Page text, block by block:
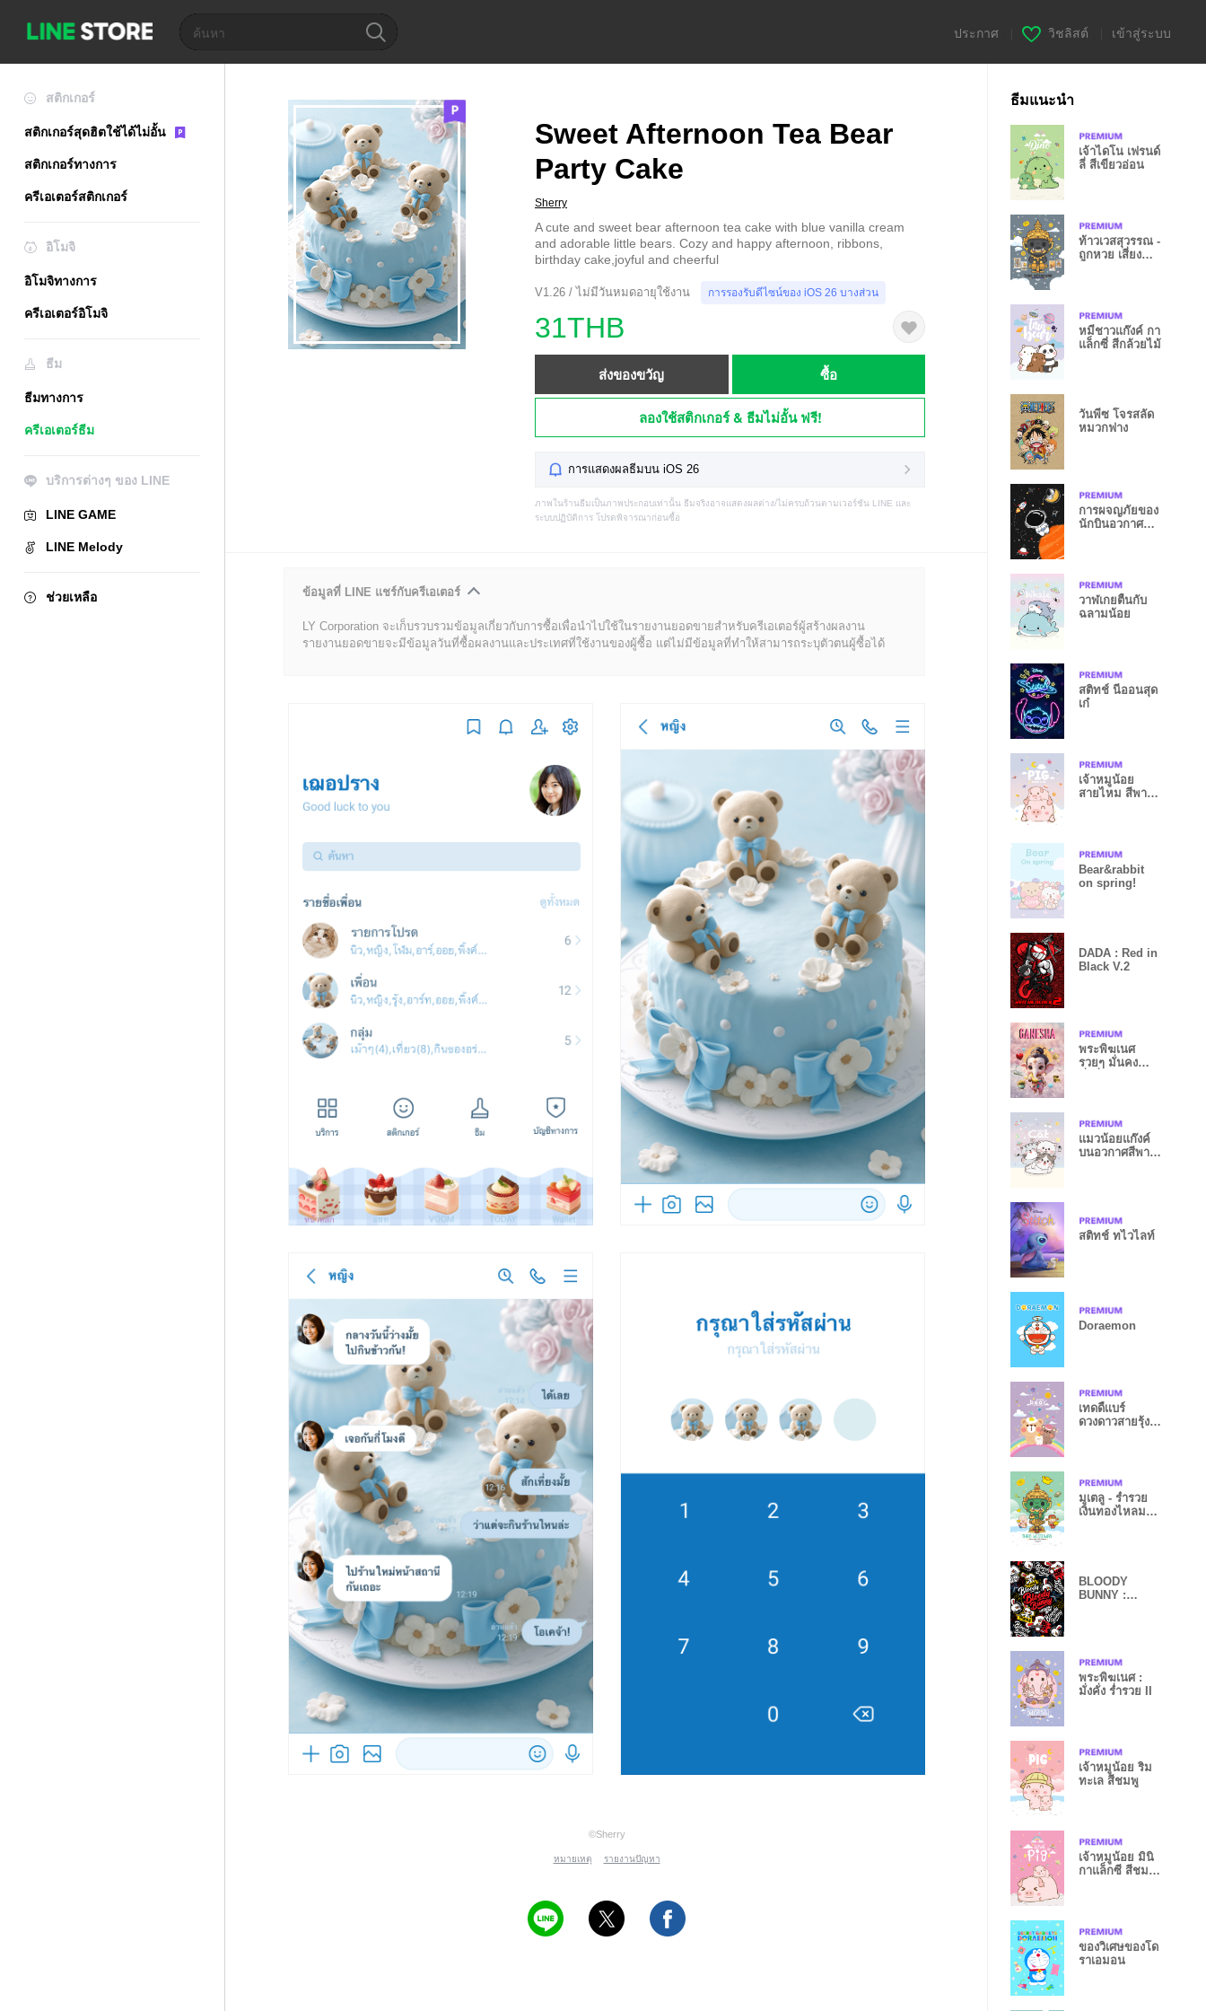
ประกาศ วิชลิสต์ เข้าสู่ระบบ
สติกเกอร์
สติกเกอร์สุดฮิตใช้ได้ไม่อั้น
สติกเกอร์ทางการ
ครีเอเตอร์สติกเกอร์
อิโมจิ
อิโมจิทางการ
ครีเอเตอร์อิโมจิ
ธีม
ธีมทางการ
ครีเอเตอร์ธีม
บริการต่างๆ ของ LINE
LINE GAME
LINE Melody
ช่วยเหลือ
Sweet Afternoon Tea Bear
Party Cake
Sherry
A cute and sweet bear afternoon tea cake with blue vanilla cream
and adorable little bears. Cozy and happy afternoon, ribbons,
birthday cake,joyful and cheerful
V1.26 / ไม่มีวันหมดอายุใช้งาน การรองรับดีไซน์ของ iOS 26 บางส่วน
31THB
ส่งของขวัญ ซื้อ
ลองใช้สติกเกอร์ & ธีมไม่อั้น ฟรี!
การแสดงผลธีมบน iOS 26
ภาพในร้านธีมเป็นภาพประกอบเท่านั้น ธีมจริงอาจแสดงผลต่าง/ไม่ครบถ้วนตามเวอร์ชัน LINE และ
ระบบปฏิบัติการ โปรดพิจารณาก่อนซื้อ
ข้อมูลที่ LINE แชร์กับครีเอเตอร์
LY Corporation จะเก็บรวบรวมข้อมูลเกี่ยวกับการซื้อเพื่อนำไปใช้ในรายงานยอดขายสำหรับครีเอเตอร์ผู้สร้างผลงาน
รายงานยอดขายจะมีข้อมูลวันที่ซื้อผลงานและประเทศที่ใช้งานของผู้ซื้อ แต่ไม่มีข้อมูลที่ทำให้สามารถระบุตัวตนผู้ซื้อได้
©Sherry
หมายเหตุ รายงานปัญหา
ธีมแนะนำ
เจ้าไดโน เฟรนด์
ลี่ สีเขียวอ่อน
ท้าวเวสสุวรรณ -
ถูกหวย เสี่ยง
หมีชาวแก๊งค์ กา
แล็กซี่ สีกล้วยไม้
วันพีซ โจรสลัด
หมวกฟาง
การผจญภัยของ
นักบินอวกาศ
วาฬเกยตื้นกับ
ฉลามน้อย
สติทช์ นีออนสุด
เก๋
เจ้าหมูน้อย
สายไหม สีพาส
Bear&rabbit
on spring!
DADA : Red in
Black V.2
พระพิฆเนศ
รวยๆ มั่นคง
แมวน้อยแก๊งค์
บนอวกาศสีพาส
สติทช์ ทไวไลท์
Doraemon
เทดดี้เเบร์
ดวงดาวสายรุ้ง สี
มูเตลู - ร่ำรวย
เงินทองไหลมา
BLOODY
BUNNY :
พระพิฆเนศ :
มั่งคั่ง ร่ำรวย II
เจ้าหมูน้อย ริม
ทะเล สีชมพู
เจ้าหมูน้อย มินิ
กาแล็กซี สีชมพู
ของวิเศษของโด
ราเอมอน